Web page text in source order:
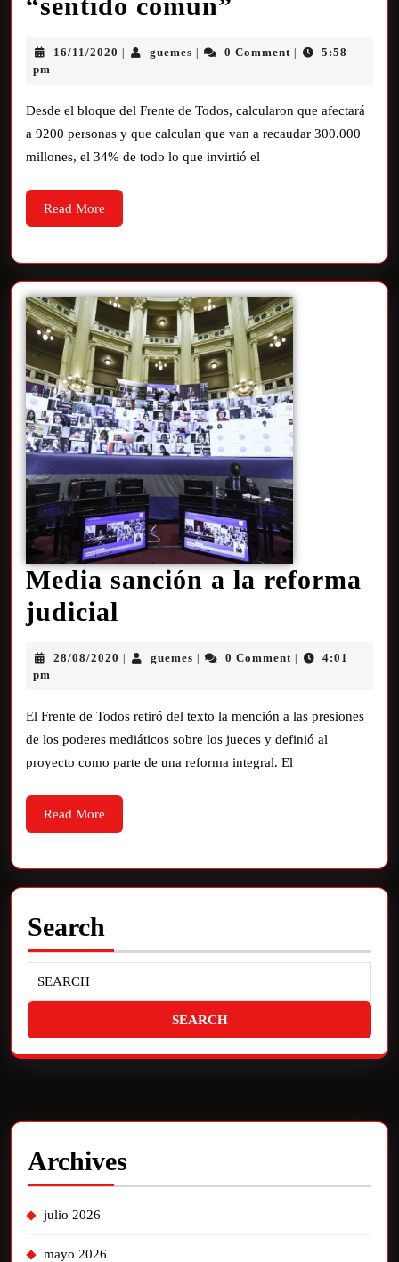
16/11/2020 guemes 0 Comment
5:58
pm
Desde el bloque del Frente de Todos, calcularon que afectará
a 9200 personas y que calculan que van a recaudar 300.000
millones, el 34% de todo lo que invirtió el
Read More
Media sanción a la reforma
judicial
28/08/2020 guemes 0 Comment
4:01
pm
El Frente de Todos retiró del texto la mención a las presiones
de los poderes mediáticos sobre los jueces y definió al
proyecto como parte de una reforma integral. El
Read More
Search
Archives
julio 2026
mayo 2026